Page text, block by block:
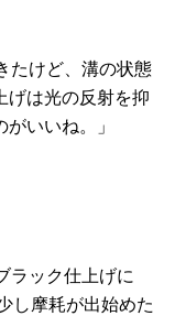
たけど、溝の状態
げは光の反射を抑
いいね。」
ラック仕上げに
し摩耗が出始めた